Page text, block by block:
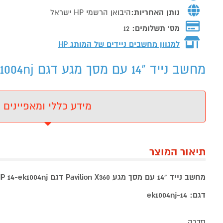
נותן האחריות:היבואן הרשמי HP ישראל
מס' תשלומים:12
למגוון מחשבים ניידים של המותגHP
מחשב נייד "14 עם מסך מגע דגם HP 14-ek1004nj - מידע נוסף
מידע כללי ומאפיינים
תיאור המוצר
מחשב נייד "14 עם מסך מגע Pavilion X360 דגם HP 14-ek1004nj
דגם: 14-ek1004nj